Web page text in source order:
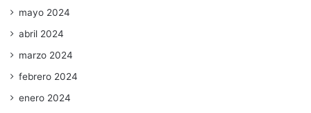
mayo 2024
abril 2024
marzo 2024
febrero 2024
enero 2024